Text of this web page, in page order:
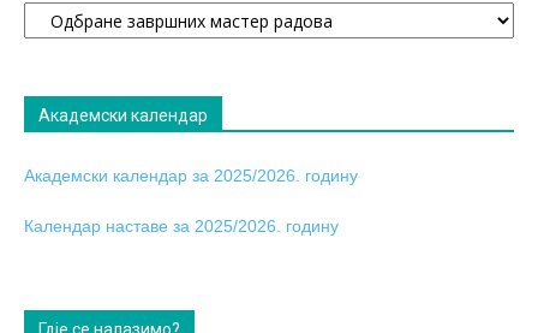
табла
Академски календар
Академски календар за 2025/2026. годину
Календар наставе за 2025/2026. годину